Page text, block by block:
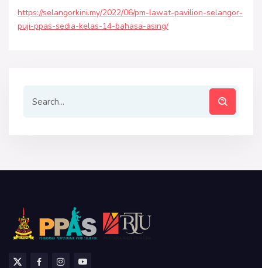
https://selangorkini.my/2022/06/pm-lawat-pavilion-selangor-
puji-ppas-sedia-kelas-14-bahasa-asing/